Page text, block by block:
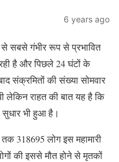
6 years ago
से सबसे गंभीर रूप से प्रभावित
रही है और पिछले 24 घंटों के
संक्रमितों की संख्या सोमवार
लेकिन राहत की बात यह है कि
सुधार भी हुआ है।
318695 लोग इस महामारी
की इससे मौत होने से मृतकों